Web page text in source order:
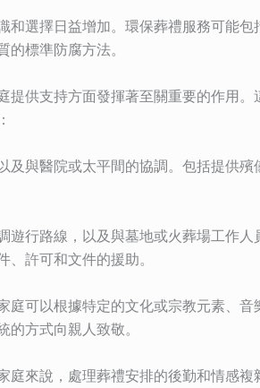
和選擇日益增加。環保葬禮服務可能
標準防腐方法。
提供支持方面發揮著至關重要的作用
及與醫院或太平間的協調。包括提供
遊行路線，以及與墓地或火葬場工作
許可和文件的援助。
庭可以根據特定的文化或宗教元素、
方式向親人致敬。
來說，處理葬禮安排的後勤和情感複